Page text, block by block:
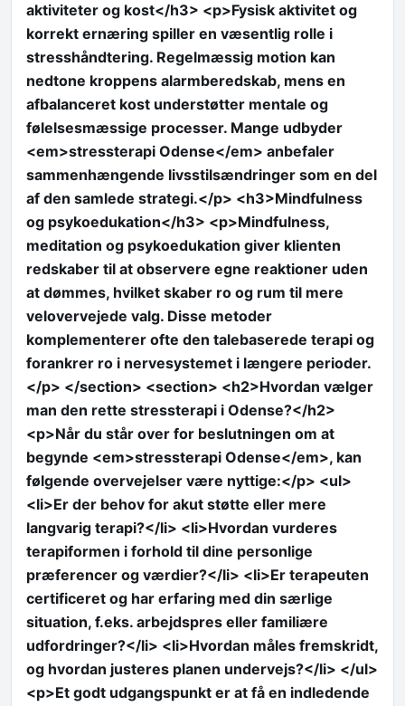
aktiviteter og kost</h3> <p>Fysisk aktivitet og
korrekt ernæring spiller en væsentlig rolle i
stresshåndtering. Regelmæssig motion kan
nedtone kroppens alarmberedskab, mens en
afbalanceret kost understøtter mentale og
følelsesmæssige processer. Mange udbyder
<em>stressterapi Odense</em> anbefaler
sammenhængende livsstilsændringer som en del
af den samlede strategi.</p> <h3>Mindfulness
og psykoedukation</h3> <p>Mindfulness,
meditation og psykoedukation giver klienten
redskaber til at observere egne reaktioner uden
at dømmes, hvilket skaber ro og rum til mere
velovervejede valg. Disse metoder
komplementerer ofte den talebaserede terapi og
forankrer ro i nervesystemet i længere perioder.
</p> </section> <section> <h2>Hvordan vælger
man den rette stressterapi i Odense?</h2>
<p>Når du står over for beslutningen om at
begynde <em>stressterapi Odense</em>, kan
følgende overvejelser være nyttige:</p> <ul>
<li>Er der behov for akut støtte eller mere
langvarig terapi?</li> <li>Hvordan vurderes
terapiformen i forhold til dine personlige
præferencer og værdier?</li> <li>Er terapeuten
certificeret og har erfaring med din særlige
situation, f.eks. arbejdspres eller familiære
udfordringer?</li> <li>Hvordan måles fremskridt,
og hvordan justeres planen undervejs?</li> </ul>
<p>Et godt udgangspunkt er at få en indledende